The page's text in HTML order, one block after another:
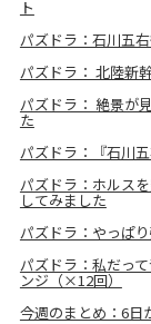
ト
パズドラ：石川五
パズドラ： 北陸新
パズドラ： 絶景が
た
パズドラ：『石川
パズドラ：ホルス
してみました
パズドラ：やっぱ
パズドラ：私だっ
ンジ（×12回）
今週のまとめ：6